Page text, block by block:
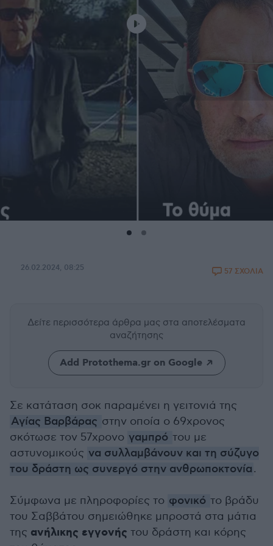
26.02.2024, 08:25 57 ΣΧΟΛΙΑ
Δείτε περισσότερα άρθρα μας στα αποτελέσματα
αναζήτησης
Add Protothema.gr on Google
Σε κατάταση σοκ παραμένει η γειτονιά της
Αγίας Βαρβάρας στην οποία ο 69χρονος
σκότωσε τον 57χρονο γαμπρό του με
αστυνομικούς να συλλαμβάνουν και τη σύζυγο
του δράστη ως συνεργό στην ανθρωποκτονία.
Σύμφωνα με πληροφορίες το φονικό το βράδυ
του Σαββάτου σημειώθηκε μπροστά στα μάτια
της ανήλικης εγγονής του δράστη και κόρης